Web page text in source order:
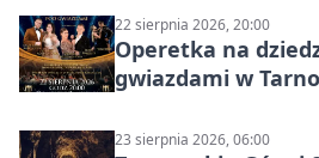
22 sierpnia 2026, 20:00
Operetka na
gwiazdami w
23 sierpnia 2026, 06:00